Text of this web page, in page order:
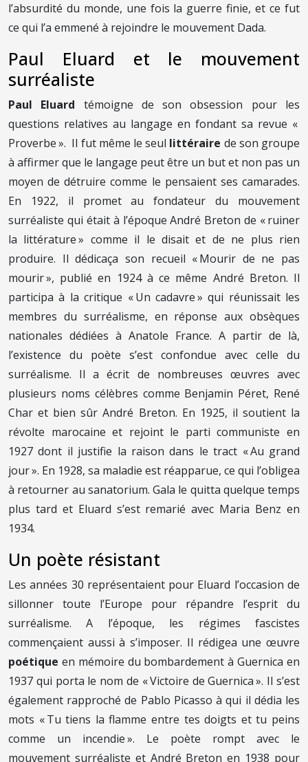
l’absurdité du monde, une fois la guerre finie, et ce fut
ce qui l’a emmené à rejoindre le mouvement Dada.
Paul Eluard et le mouvement
surréaliste
Paul Eluard témoigne de son obsession pour les
questions relatives au langage en fondant sa revue «
Proverbe ». Il fut même le seul littéraire de son groupe
à affirmer que le langage peut être un but et non pas un
moyen de détruire comme le pensaient ses camarades.
En 1922, il promet au fondateur du mouvement
surréaliste qui était à l’époque André Breton de « ruiner
la littérature » comme il le disait et de ne plus rien
produire. Il dédicaça son recueil « Mourir de ne pas
mourir », publié en 1924 à ce même André Breton. Il
participa à la critique « Un cadavre » qui réunissait les
membres du surréalisme, en réponse aux obsèques
nationales dédiées à Anatole France. A partir de là,
l’existence du poète s’est confondue avec celle du
surréalisme. Il a écrit de nombreuses œuvres avec
plusieurs noms célèbres comme Benjamin Péret, René
Char et bien sûr André Breton. En 1925, il soutient la
révolte marocaine et rejoint le parti communiste en
1927 dont il justifie la raison dans le tract « Au grand
jour ». En 1928, sa maladie est réapparue, ce qui l’obligea
à retourner au sanatorium. Gala le quitta quelque temps
plus tard et Eluard s’est remarié avec Maria Benz en
1934.
Un poète résistant
Les années 30 représentaient pour Eluard l’occasion de
sillonner toute l’Europe pour répandre l’esprit du
surréalisme. A l’époque, les régimes fascistes
commençaient aussi à s’imposer. Il rédigea une œuvre
poétique en mémoire du bombardement à Guernica en
1937 qui porta le nom de « Victoire de Guernica ». Il s’est
également rapproché de Pablo Picasso à qui il dédia les
mots « Tu tiens la flamme entre tes doigts et tu peins
comme un incendie ». Le poète rompt avec le
mouvement surréaliste et André Breton en 1938 pour